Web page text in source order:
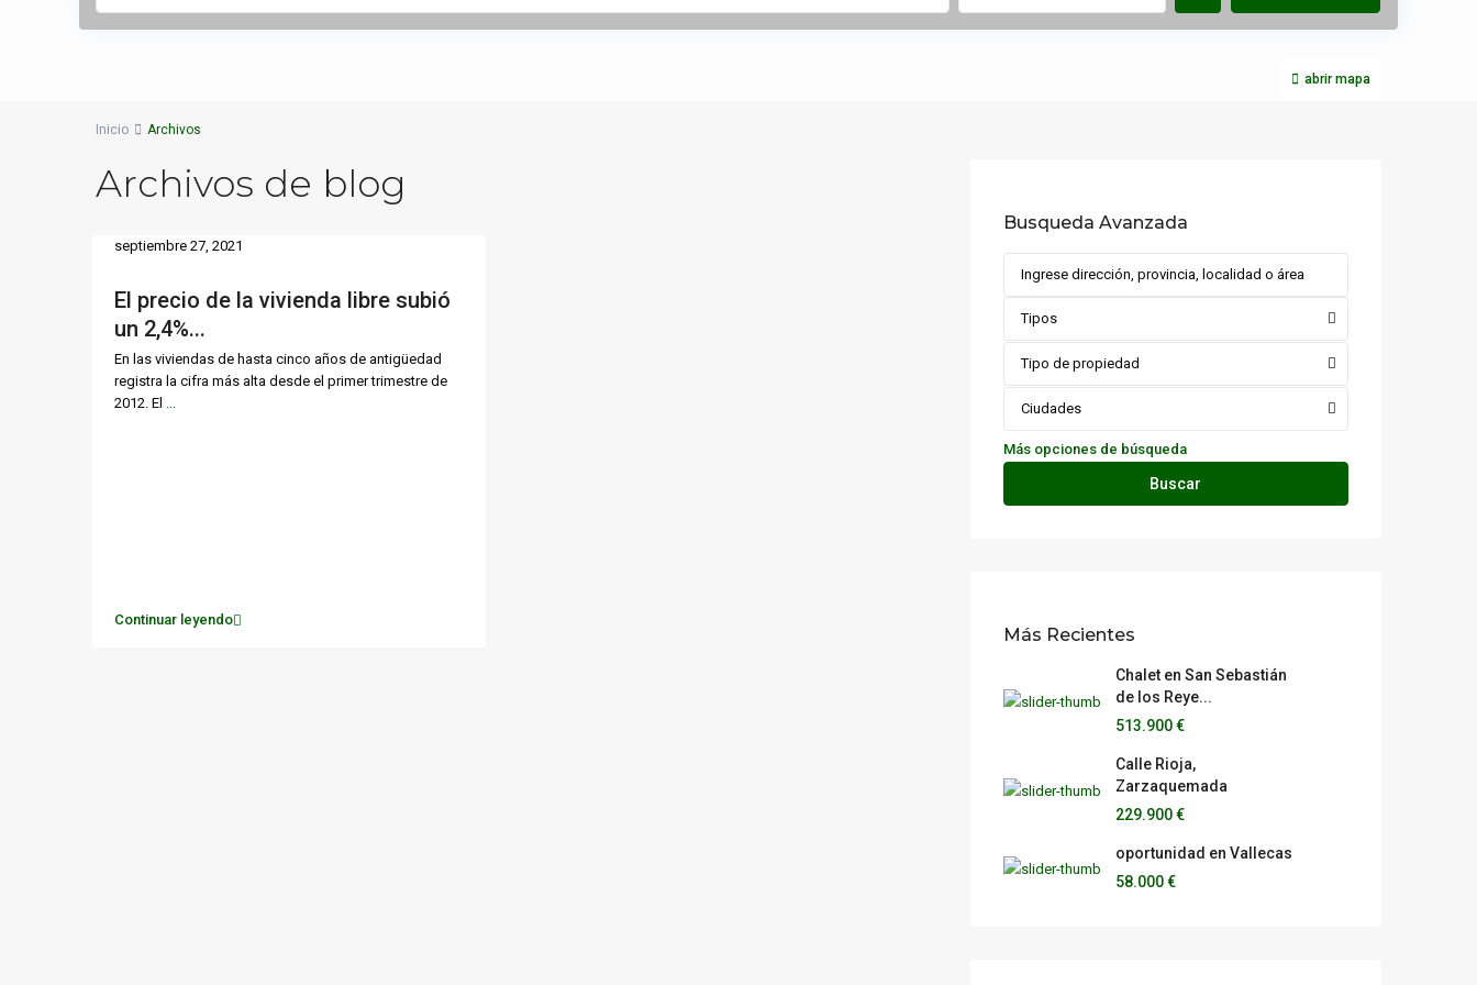
abrir mapa
Inicio Archivos
Archivos de blog
El precio de la vivienda libre subió
un 2,4%...
septiembre 27, 2021
En las viviendas de hasta cinco años de antigüedad
registra la cifra más alta desde el primer trimestre de
2012. El ...
Continuar leyendo
Busqueda Avanzada
Tipos
Tipo de propiedad
Ciudades
Más opciones de búsqueda
Buscar
Más Recientes
Chalet en San Sebastián
de los Reye...
513.900 €
Calle Rioja,
Zarzaquemada
229.900 €
oportunidad en Vallecas
58.000 €